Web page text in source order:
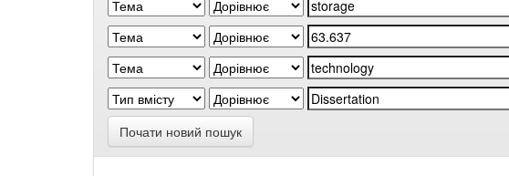
Почати новий пошук